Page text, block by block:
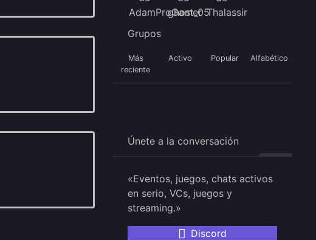
Grupos
Más
reciente
Activo Popular Alfabético
Únete a la conversación
«Eventos, juegos, chats activos
en serio, VCs, juegos y
streaming.»
Discord